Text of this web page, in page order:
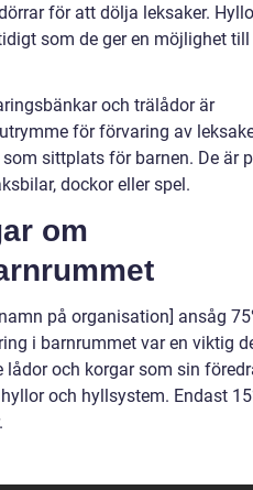
för att dölja leksaker.
som de ger en möjlighet till
och trälådor är
för förvaring av
sittplats för barnen. De är
dockor eller spel.
om
på organisation] ansåg
i barnrummet var en viktig
och korgar som sin
och hyllsystem. Endast